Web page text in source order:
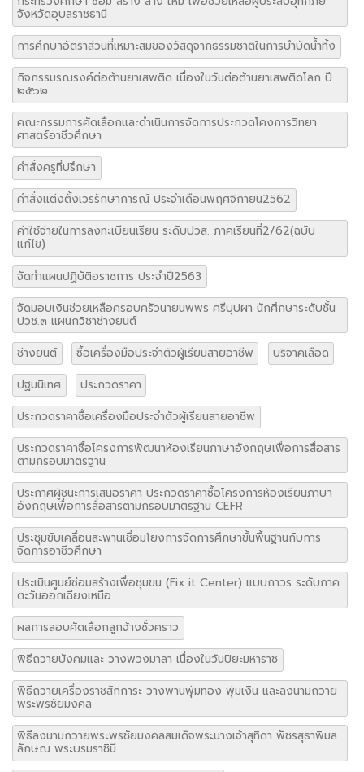
จังหวัดอุบลราชธานี
การศึกษาอัตราส่วนที่เหมาะสมของวัสดุจากธรรมชาติในการบำบัดน้ำทิ้ง
กิจกรรมรณรงค์ต่อต้านยาเสพติด เนื่องในวันต่อต้านยาเสพติดโลก ปี
๒๕๖๒
คณะกรรมการคัดเลือกและดำเนินการจัดการประกวดโคงการวิทยา
ศาสตร์อาชีวศึกษา
คำสั่งครูที่ปรึกษา
คำสั่งแต่งตั้งเวรรักษาการณ์ ประจำเดือนพฤศจิกายน2562
ค่าใช้จ่ายในการลงทะเบียนเรียน ระดับปวส. ภาคเรียนที่2/62(ฉบับ
แก้ไข)
จัดทำแผนปฏิบัติอราชการ ประจำปี2563
จัดมอบเงินช่วยเหลือครอบครัวนายนพพร ศรีบุปผา นักศึกษาระดับชั้น
ปวช.๓ แผนกวิชาช่างยนต์
ช่างยนต์
ซื้อเครื่องมือประจำตัวผู้เรียนสายอาชีพ
บริจาคเลือด
ปฐมนิเทศ
ประกวดราคา
ประกวดราคาซื้อเครื่องมือประจำตัวผู้เรียนสายอาชีพ
ประกวดราคาซื้อโครงการพัฒนาห้องเรียนภาษาอังกฤษเพื่อการสื่อสาร
ตามกรอบมาตรฐาน
ประกาศผู้ชนะการเสนอราคา ประกวดราคาซื้อโครงการห้องเรียนภาษา
อังกฤษเพื่อการสื่อสารตามกรอบมาตรฐาน CEFR
ประชุมขับเคลื่อนสะพานเชื่อมโยงการจัดการศึกษาขั้นพื้นฐานกับการ
จัดการอาชีวศึกษา
ประเมินศูนย์ซ่อมสร้างเพื่อชุมขน (Fix it Center) แบบถาวร ระดับภาค
ตะวันออกเฉียงเหนือ
ผลการสอบคัดเลือกลูกจ้างชั่วคราว
พิธีถวายบังคมและ วางพวงมาลา เนื่องในวันปิยะมหาราช
พิธีถวายเครื่องราชสักการะ วางพานพุ่มทอง พุ่มเงิน และลงนามถวาย
พระพรชัยมงคล
พิธีลงนามถวายพระพรชัยมงคลสมเด็จพระนางเจ้าสุทิดา พัชรสุธาพิมล
ลักษณ พระบรมราชินี